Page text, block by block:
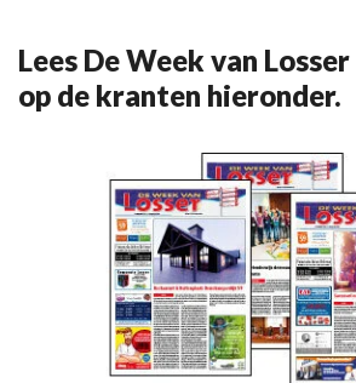
Lees De Week van
op de kranten hieronder.